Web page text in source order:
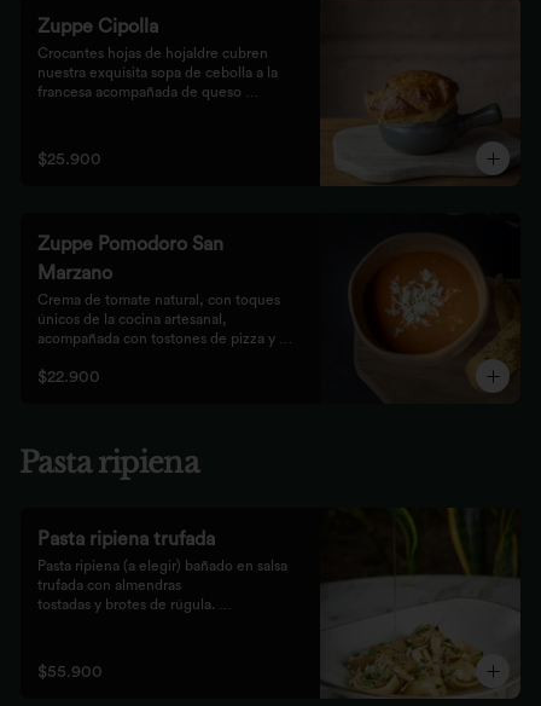
Zuppe Cipolla
Crocantes hojas de hojaldre cubren
nuestra exquisita sopa de cebolla a la
francesa acompañada de queso
$25.900
Zuppe Pomodoro San
Marzano
Crema de tomate natural, con toques
únicos de la cocina artesanal,
acompañada con tostones de pizza y
$22.900
Pasta ripiena
Pasta ripiena trufada
Pasta ripiena (a elegir) bañado en salsa
trufada con almendras
tostadas y brotes de rúgula.
$55.900